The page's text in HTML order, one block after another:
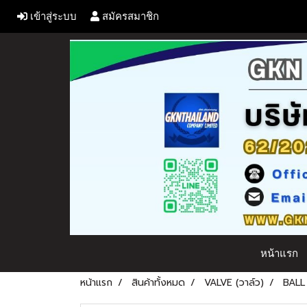
เข้าสู่ระบบ สมัครสมาชิก
หน้าแรก
หน้าแรก สินค้าทั้งหมด VALVE (วาล์ว)